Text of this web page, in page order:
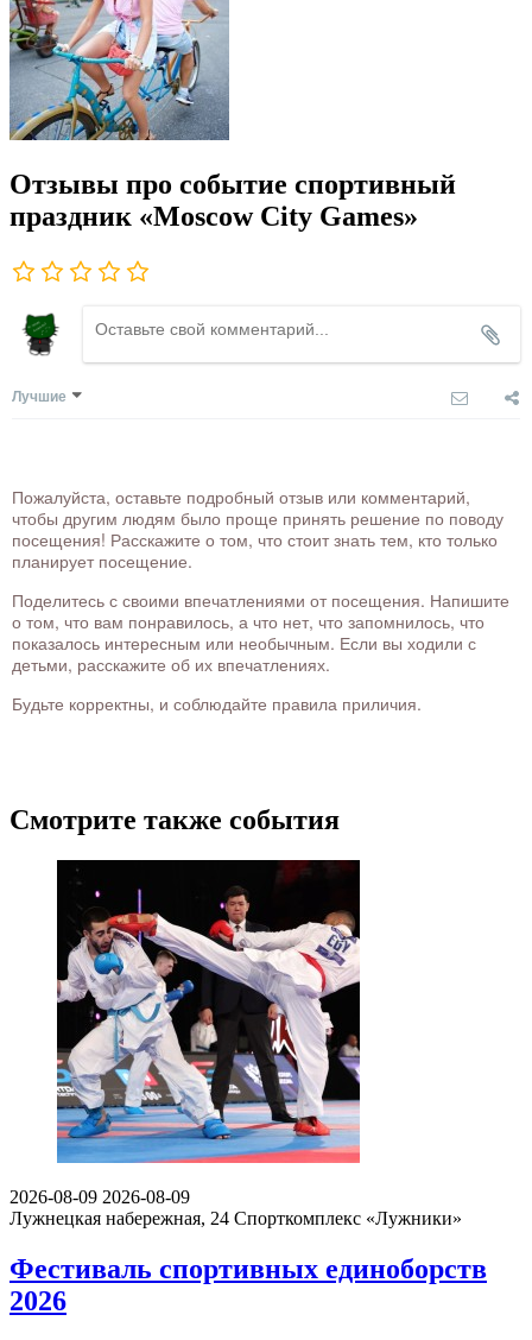
Отзывы про событие спортивный
праздник «Moscow City Games»
Лучшие
Пожалуйста, оставьте подробный отзыв или комментарий,
чтобы другим людям было проще принять решение по поводу
посещения! Расскажите о том, что стоит знать тем, кто только
планирует посещение.
Поделитесь с своими впечатлениями от посещения. Напишите
о том, что вам понравилось, а что нет, что запомнилось, что
показалось интересным или необычным. Если вы ходили с
детьми, расскажите об их впечатлениях.
Будьте корректны, и соблюдайте правила приличия.
Смотрите также события
2026-08-09 2026-08-09
Лужнецкая набережная, 24 Спорткомплекс «Лужники»
Фестиваль спортивных единоборств
2026